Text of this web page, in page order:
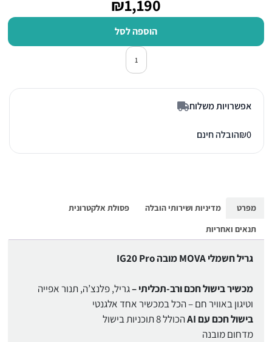
₪1,190
הוספה לסל
כמות של גריל חשמלי ⁦MOVA IG20 Pro⁩
אפשרויות משלוח
₪0 הובלה חינם
מפרט מדיניות ושירותי הובלה
פסולת אלקטרונית
תנאים ואחריות
גריל חשמלי MOVA מובה IG20 Pro
מכשיר בישול חכם ורב-תכליתי –גריל, פלנצ’ה, תנור אפייה
וטיגון באוויר חם – הכל במכשיר אחד אלגנטי
בישול חכם עם AI
הכולל 8 תוכניות בישול
מדחום מובנה